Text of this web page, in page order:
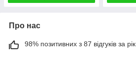
Про нас
98% позитивних з 87 відгуків за рік